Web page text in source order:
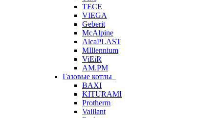
TECE
VIEGA
Geberit
McAlpine
AlcaPLAST
MIllennium
ViEiR
AM.PM
Газовые котлы
BAXI
KITURAMI
Protherm
Vaillant